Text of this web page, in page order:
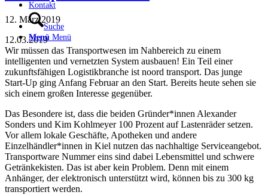
Kontakt
Suche
Menü Menü
12. März 2019
12.03.2019
Wir müssen das Transportwesen im Nahbereich zu einem
intelligenten und vernetzten System ausbauen! Ein Teil einer
zukunftsfähigen Logistikbranche ist noord transport. Das junge
Start-Up ging Anfang Februar an den Start. Bereits heute sehen sie
sich einem großen Interesse gegenüber.
Das Besondere ist, dass die beiden Gründer*innen Alexander
Sonders und Kim Kohlmeyer 100 Prozent auf Lastenräder setzen.
Vor allem lokale Geschäfte, Apotheken und andere
Einzelhändler*innen in Kiel nutzen das nachhaltige Serviceangebot.
Transportware Nummer eins sind dabei Lebensmittel und schwere
Getränkekisten. Das ist aber kein Problem. Denn mit einem
Anhänger, der elektronisch unterstützt wird, können bis zu 300 kg
transportiert werden.